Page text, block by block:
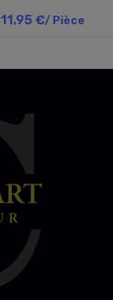
11,95 €/ Pièce